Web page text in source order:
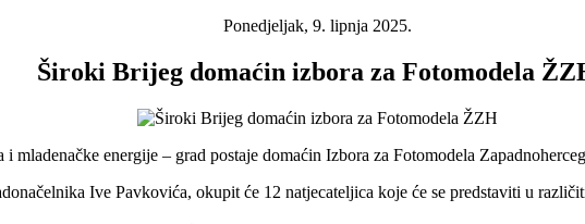
Ponedjeljak, 9. lipnja 2025.
Široki Brijeg domaćin izbora za Fotomodela
energije – grad postaje domaćin Izbora za Fotomodela
Ive Pavkovića, okupit će 12 natjecateljica koje će se predstaviti u